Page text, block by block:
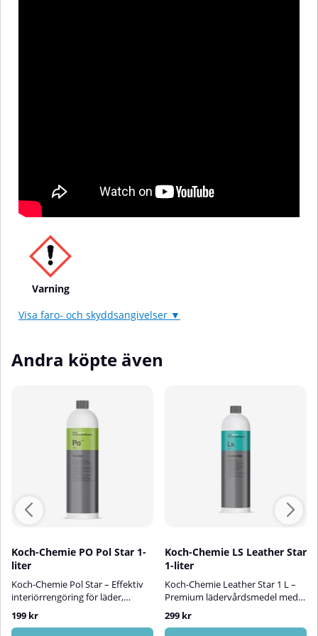
Varning
Visa faro- och skyddsangivelser ▼
Andra köpte även
Koch-Chemie PO Pol Star 1-
liter
Koch-Chemie Pol Star – Effektiv
interiörrengöring för läder,
Alcantara & textilierKoch-Chemie
Pol Star är ett neutralt, effektivt
199 kr
Koch-Chemie LS Leather Star
1-liter
Koch-Chemie Leather Star 1 L –
Premium lädervårdsmedel med
naturlig finishKoch-Chemie
Leather Star är ett
299 kr